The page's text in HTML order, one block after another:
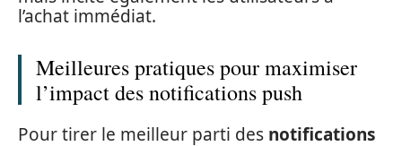
l’achat immédiat.
Meilleures pratiques pour maximiser
l’impact des notifications push
Pour tirer le meilleur parti des notifications